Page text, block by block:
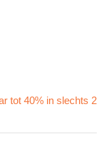
tot 40% in slechts 2